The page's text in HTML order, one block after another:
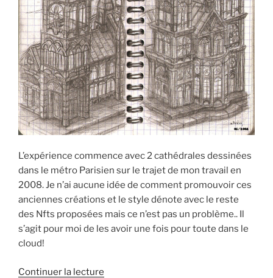
L’expérience commence avec 2 cathédrales dessinées
dans le métro Parisien sur le trajet de mon travail en
2008. Je n’ai aucune idée de comment promouvoir ces
anciennes créations et le style dénote avec le reste
des Nfts proposées mais ce n’est pas un problème.. Il
s’agit pour moi de les avoir une fois pour toute dans le
cloud!
Continuer la lecture